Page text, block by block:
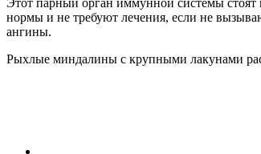
нормы и не требуют лечения, если не
ангины.
Рыхлые миндалины с крупными лакунами